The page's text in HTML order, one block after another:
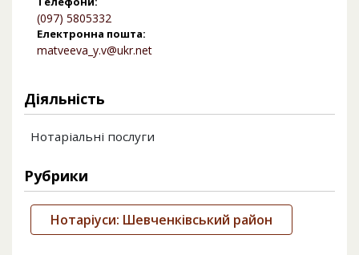
(097) 5805332
Електронна пошта:
matveeva_y.v@ukr.net
Діяльність
Нотаріальні послуги
Рубрики
Нотаріуси: Шевченківський район